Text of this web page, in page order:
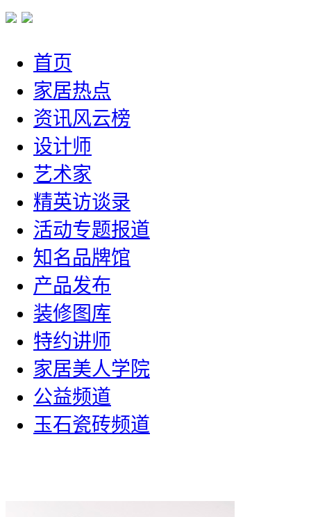
首页
家居热点
资讯风云榜
设计师
艺术家
精英访谈录
活动专题报道
知名品牌馆
产品发布
装修图库
特约讲师
家居美人学院
公益频道
玉石瓷砖频道